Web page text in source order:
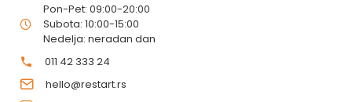
Pon-Pet: 09:00-20:00
Subota: 10:00-15:00
Nedelja: neradan dan
011 42 333 24
hello@restart.rs